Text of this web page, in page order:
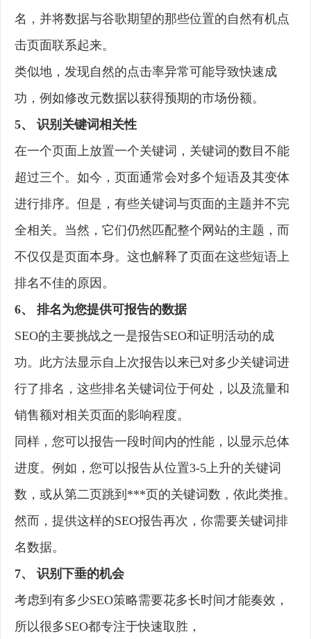
名，并将数据与谷歌期望的那些位置的自然有机点
击页面联系起来。
类似地，发现自然的点击率异常可能导致快速成
功，例如修改元数据以获得预期的市场份额。
5、 识别关键词相关性
在一个页面上放置一个关键词，关键词的数目不能
超过三个。如今，页面通常会对多个短语及其变体
进行排序。但是，有些关键词与页面的主题并不完
全相关。当然，它们仍然匹配整个网站的主题，而
不仅仅是页面本身。这也解释了页面在这些短语上
排名不佳的原因。
6、 排名为您提供可报告的数据
SEO的主要挑战之一是报告SEO和证明活动的成
功。此方法显示自上次报告以来已对多少关键词进
行了排名，这些排名关键词位于何处，以及流量和
销售额对相关页面的影响程度。
同样，您可以报告一段时间内的性能，以显示总体
进度。例如，您可以报告从位置3-5上升的关键词
数，或从第二页跳到***页的关键词数，依此类推。
然而，提供这样的SEO报告再次，你需要关键词排
名数据。
7、 识别下垂的机会
考虑到有多少SEO策略需要花多长时间才能奏效，
所以很多SEO都专注于快速取胜，